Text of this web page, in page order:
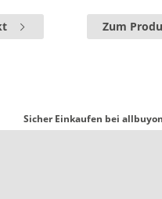
Zum
Sicher Einkaufen bei